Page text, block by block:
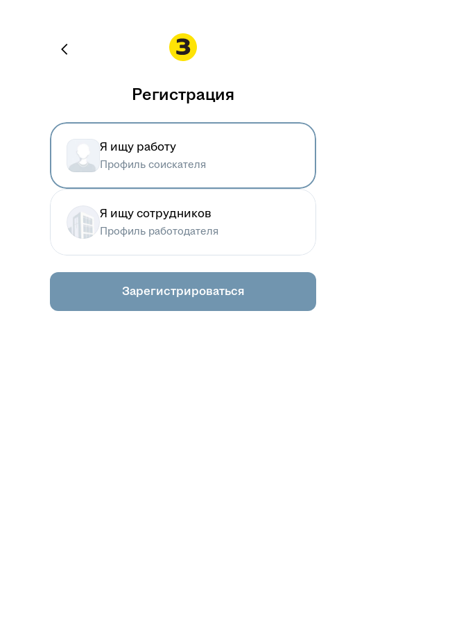
Регистрация
Я ищу работу
Профиль соискателя
Я ищу сотрудников
Профиль работодателя
Зарегистрироваться